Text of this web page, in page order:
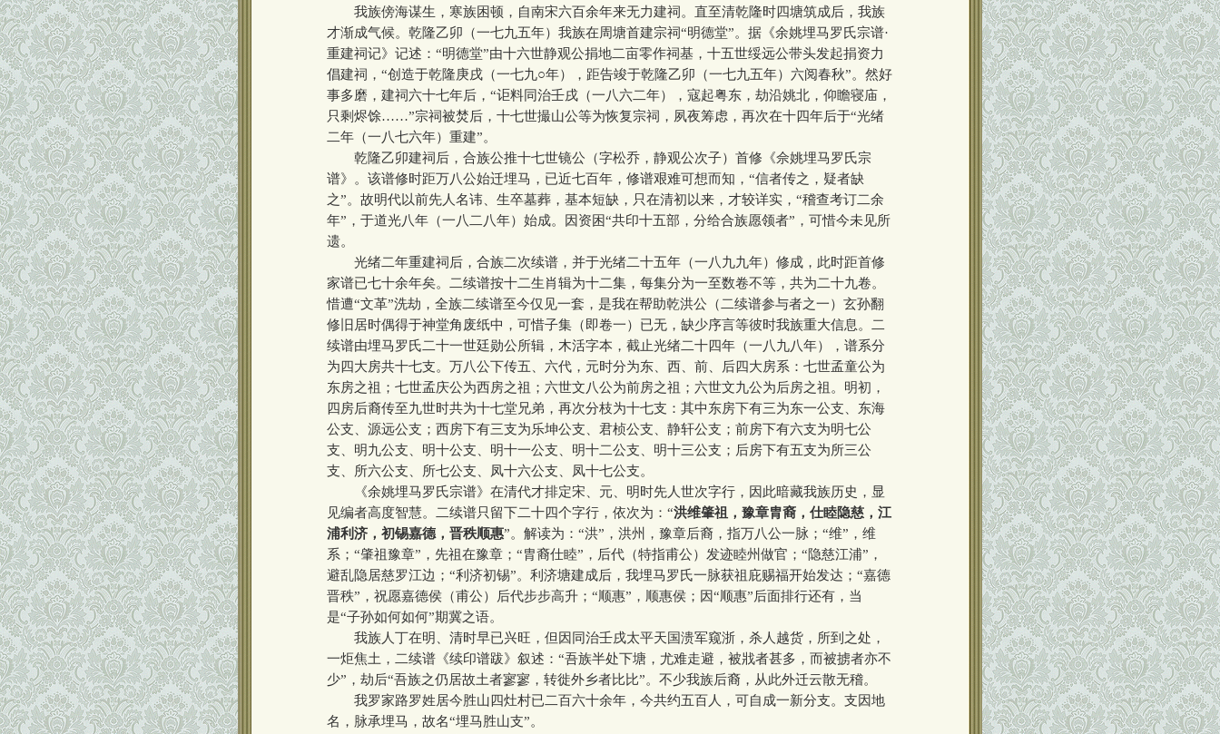
我族傍海谋生，寒族困顿，自南宋六百余年来无力建祠。直至清乾隆时四塘筑成后，我族
才渐成气候。乾隆乙卯（一七九五年）我族在周塘首建宗祠“明德堂”。据《余姚埋马罗氏宗谱·
重建祠记》记述：“明德堂”由十六世静观公捐地二亩零作祠基，十五世绥远公带头发起捐资力
倡建祠，“创造于乾隆庚戌（一七九○年），距告竣于乾隆乙卯（一七九五年）六阅春秋”。然好
事多磨，建祠六十七年后，“讵料同治壬戌（一八六二年），寇起粤东，劫沿姚北，仰瞻寝庙，
只剩烬馀……”宗祠被焚后，十七世撮山公等为恢复宗祠，夙夜筹虑，再次在十四年后于“光绪
二年（一八七六年）重建”。
乾隆乙卯建祠后，合族公推十七世镜公（字松乔，静观公次子）首修《佘姚埋马罗氏宗
谱》。该谱修时距万八公始迁埋马，已近七百年，修谱艰难可想而知，“信者传之，疑者缺
之”。故明代以前先人名讳、生卒墓葬，基本短缺，只在清初以来，才较详实，“稽查考订二余
年”，于道光八年（一八二八年）始成。因资困“共印十五部，分给合族愿领者”，可惜今未见所
遗。
光绪二年重建祠后，合族二次续谱，并于光绪二十五年（一八九九年）修成，此时距首修
家谱已七十余年矣。二续谱按十二生肖辑为十二集，每集分为一至数卷不等，共为二十九卷。
惜遭“文革”洗劫，全族二续谱至今仅见一套，是我在帮助乾洪公（二续谱参与者之一）玄孙翻
修旧居时偶得于神堂角废纸中，可惜子集（即卷一）已无，缺少序言等彼时我族重大信息。二
续谱由埋马罗氏二十一世廷勋公所辑，木活字本，截止光绪二十四年（一八九八年），谱系分
为四大房共十七支。万八公下传五、六代，元时分为东、西、前、后四大房系：七世孟童公为
东房之祖；七世孟庆公为西房之祖；六世文八公为前房之祖；六世文九公为后房之祖。明初，
四房后裔传至九世时共为十七堂兄弟，再次分枝为十七支：其中东房下有三为东一公支、东海
公支、源远公支；西房下有三支为乐坤公支、君桢公支、静轩公支；前房下有六支为明七公
支、明九公支、明十公支、明十一公支、明十二公支、明十三公支；后房下有五支为所三公
支、所六公支、所七公支、凤十六公支、凤十七公支。
《余姚埋马罗氏宗谱》在清代才排定宋、元、明时先人世次字行，因此暗藏我族历史，显
见编者高度智慧。二续谱只留下二十四个字行，依次为：“洪维肇祖，豫章胄裔，仕睦隐慈，江
浦利济，初锡嘉德，晋秩顺惠”。解读为：“洪”，洪州，豫章后裔，指万八公一脉；“维”，维
系；“肇祖豫章”，先祖在豫章；“胄裔仕睦”，后代（特指甫公）发迹睦州做官；“隐慈江浦”，
避乱隐居慈罗江边；“利济初锡”。利济塘建成后，我埋马罗氏一脉获祖庇赐福开始发达；“嘉德
晋秩”，祝愿嘉德侯（甫公）后代步步高升；“顺惠”，顺惠侯；因“顺惠”后面排行还有，当
是“子孙如何如何”期冀之语。
我族人丁在明、清时早已兴旺，但因同治壬戌太平天国溃军窥浙，杀人越货，所到之处，
一炬焦土，二续谱《续印谱跋》叙述：“吾族半处下塘，尤难走避，被戕者甚多，而被掳者亦不
少”，劫后“吾族之仍居故土者寥寥，转徙外乡者比比”。不少我族后裔，从此外迁云散无稽。
我罗家路罗姓居今胜山四灶村已二百六十余年，今共约五百人，可自成一新分支。支因地
名，脉承埋马，故名“埋马胜山支”。